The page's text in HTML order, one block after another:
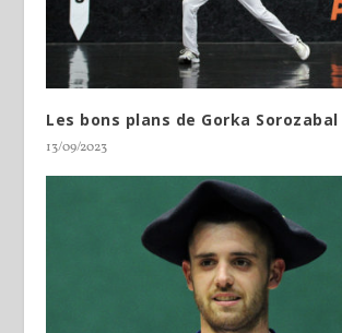
Les bons plans de Gorka Sorozabal
13/09/2023